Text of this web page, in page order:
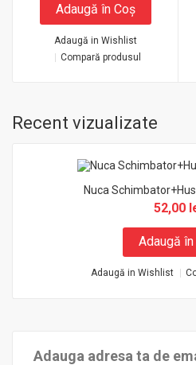
Adaugă în Coş
Adaugă in Wishlist
Compară produsul
Recent vizualizate
Nuca
52,00
Adaugă
Adaugă in Wishlist
Adauga adresa ta de